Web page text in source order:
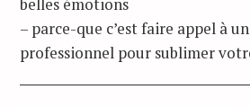
– parce-que c’est faire appel à
professionnel pour sublimer